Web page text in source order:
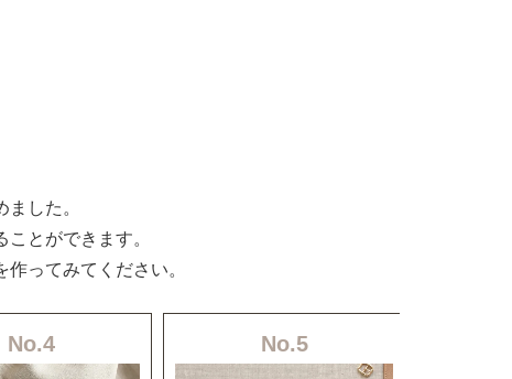
した。
とができます。
ってみてください。
No.4 No.5